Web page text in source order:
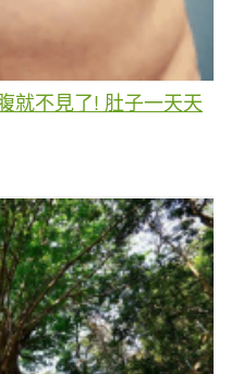
就不見了! 肚子一天天